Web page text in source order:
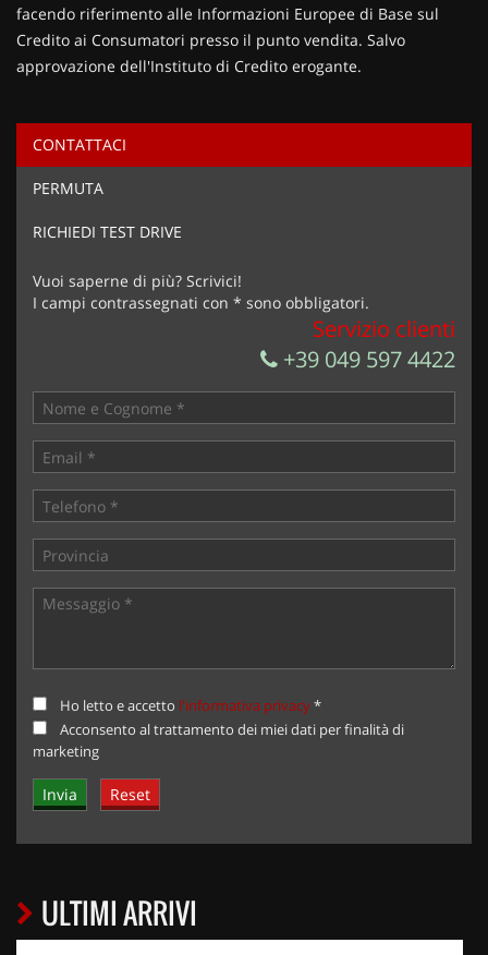
Ho letto e accettol'informativa privacy*
Acconsento al trattamento dei miei dati per finalità di
Invia la tua richiesta
facendo riferimento alle Informazioni Europee di Base sul
Credito ai Consumatori presso il punto vendita. Salvo
approvazione dell'Instituto di Credito erogante.
CONTATTACI
PERMUTA
RICHIEDI TEST DRIVE
Vuoi saperne di più? Scrivici!
I campi contrassegnati con * sono obbligatori.
Servizio clienti
+39 049 597 4422
Ho letto e accetto l'informativa privacy*
Acconsento al trattamento dei miei dati per finalità di
marketing
ULTIMI ARRIVI